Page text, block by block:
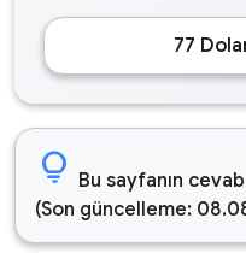
77
lightbulb Bu sayfanın
(Son güncelleme: